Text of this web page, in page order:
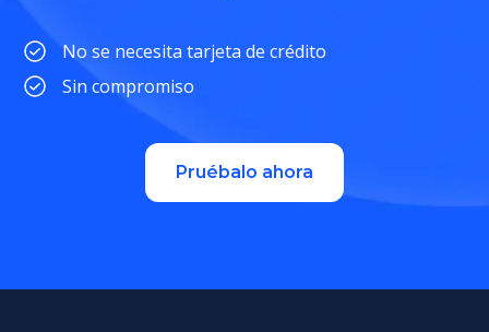
No se necesita tarjeta de crédito
Sin compromiso
Pruébalo ahora